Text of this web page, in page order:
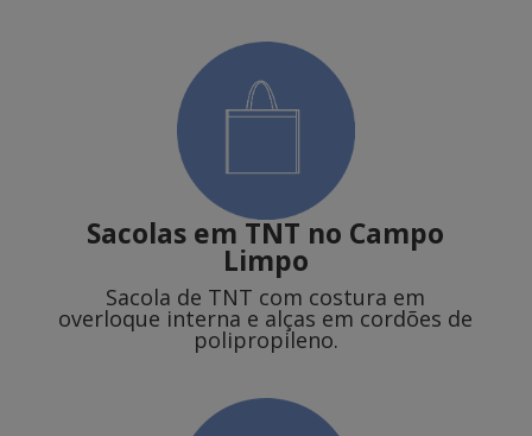
Sacolas em TNT no Campo
Limpo
Sacola de TNT com costura em
overloque interna e alças em cordões de
polipropileno.